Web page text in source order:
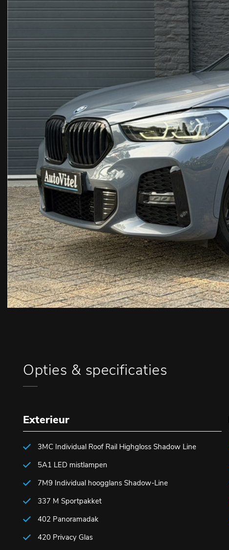
Opties & specificaties
Exterieur
3MC Individual Roof Rail Highgloss Shadow Line
5A1 LED mistlampen
7M9 Individual hoogglans Shadow-Line
337 M Sportpakket
402 Panoramadak
420 Privacy Glas